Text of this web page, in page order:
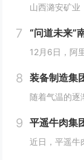
7
8 装备制造集
9 平遥牛肉集